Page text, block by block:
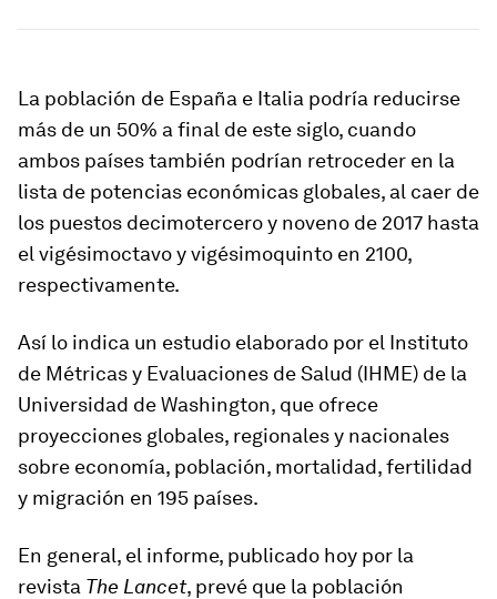
La población de España e Italia podría reducirse
más de un 50% a final de este siglo, cuando
ambos países también podrían retroceder en la
lista de potencias económicas globales, al caer de
los puestos decimotercero y noveno de 2017 hasta
el vigésimoctavo y vigésimoquinto en 2100,
respectivamente.
Así lo indica un estudio elaborado por el Instituto
de Métricas y Evaluaciones de Salud (IHME) de la
Universidad de Washington, que ofrece
proyecciones globales, regionales y nacionales
sobre economía, población, mortalidad, fertilidad
y migración en 195 países.
En general, el informe, publicado hoy por la
revista The Lancet, prevé que la población